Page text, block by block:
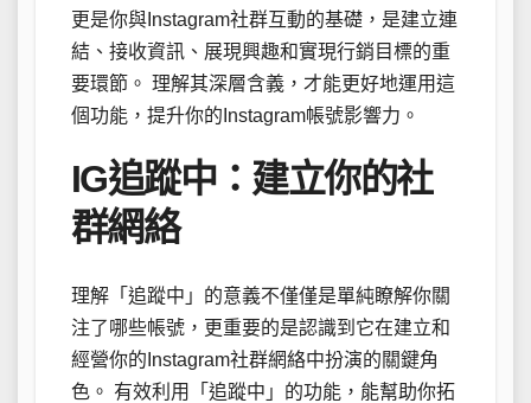
更是你與Instagram社群互動的基礎，是建立連
結、接收資訊、展現興趣和實現行銷目標的重
要環節。 理解其深層含義，才能更好地運用這
個功能，提升你的Instagram帳號影響力。
IG追蹤中：建立你的社
群網絡
理解「追蹤中」的意義不僅僅是單純瞭解你關
注了哪些帳號，更重要的是認識到它在建立和
經營你的Instagram社群網絡中扮演的關鍵角
色。 有效利用「追蹤中」的功能，能幫助你拓